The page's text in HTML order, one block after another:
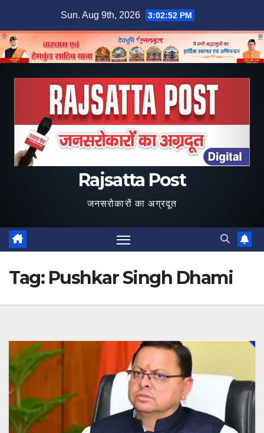
content
Sun. Aug 9th, 2026 3:02:53 PM
Rajsatta Post
जनसरोकारों का अग्रदूत
Tag: Pushkar Singh Dhami